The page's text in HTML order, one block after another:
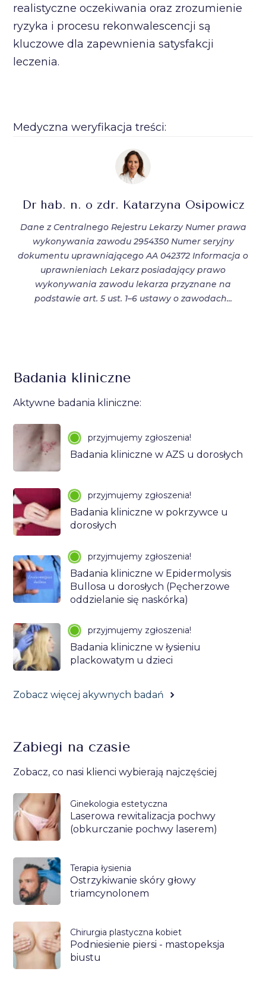
realistyczne oczekiwania oraz zrozumienie
ryzyka i procesu rekonwalescencji są
kluczowe dla zapewnienia satysfakcji
leczenia.
Medyczna weryfikacja treści:
Dr hab. n. o zdr. Katarzyna Osipowicz
Dane z Centralnego Rejestru Lekarzy Numer prawa
wykonywania zawodu 2954350 Numer seryjny
dokumentu uprawniającego AA 042372 Informacja o
uprawnieniach Lekarz posiadający prawo
wykonywania zawodu lekarza przyznane na
podstawie art. 5 ust. 1–6 ustawy o zawodach...
Badania kliniczne
Aktywne badania kliniczne:
przyjmujemy zgłoszenia!
Badania kliniczne w AZS u dorosłych
przyjmujemy zgłoszenia!
Badania kliniczne w pokrzywce u
dorosłych
przyjmujemy zgłoszenia!
Badania kliniczne w Epidermolysis
Bullosa u dorosłych (Pęcherzowe
oddzielanie się naskórka)
przyjmujemy zgłoszenia!
Badania kliniczne w łysieniu
plackowatym u dzieci
Zobacz więcej akywnych badań
Zabiegi na czasie
Zobacz, co nasi klienci wybierają najczęściej
Ginekologia estetyczna
Laserowa rewitalizacja pochwy
(obkurczanie pochwy laserem)
Terapia łysienia
Ostrzykiwanie skóry głowy
triamcynolonem
Chirurgia plastyczna kobiet
Podniesienie piersi - mastopeksja
biustu